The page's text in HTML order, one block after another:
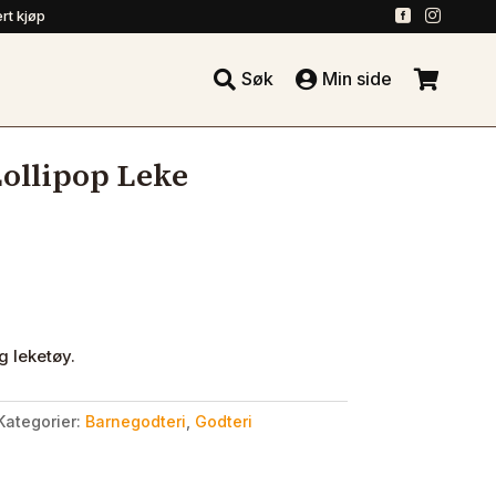
kjøp  
 Søk  Min side 
Leke
leketøy.
Barnegodteri Godteri